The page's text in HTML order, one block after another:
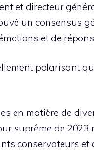
et directeur
un consensus
et de
polarisant
en matière de
suprême de
conservateurs